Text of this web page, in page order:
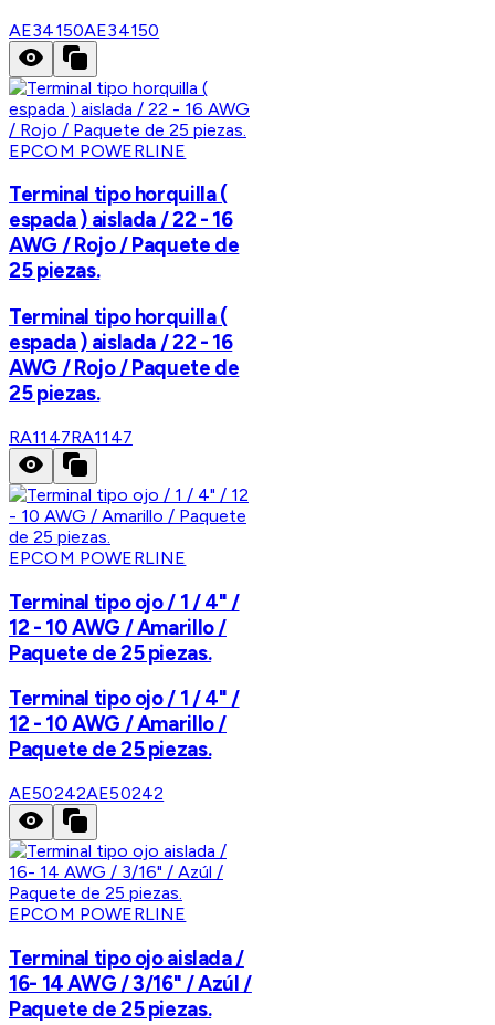
AE34150AE34150
EPCOM POWERLINE
Terminal tipo horquilla (
espada ) aislada / 22 - 16
AWG / Rojo / Paquete de
25 piezas.
Terminal tipo horquilla (
espada ) aislada / 22 - 16
AWG / Rojo / Paquete de
25 piezas.
RA1147RA1147
EPCOM POWERLINE
Terminal tipo ojo / 1 / 4" /
12 - 10 AWG / Amarillo /
Paquete de 25 piezas.
Terminal tipo ojo / 1 / 4" /
12 - 10 AWG / Amarillo /
Paquete de 25 piezas.
AE50242AE50242
EPCOM POWERLINE
Terminal tipo ojo aislada /
16- 14 AWG / 3/16" / Azúl /
Paquete de 25 piezas.